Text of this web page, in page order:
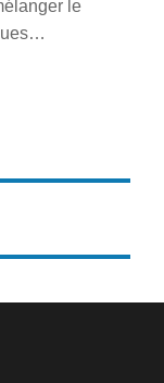
le